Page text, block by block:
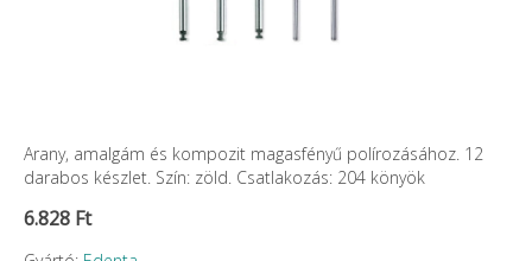
Arany, amalgám és kompozit magasfényű polírozásához. 12
darabos készlet. Szín: zöld. Csatlakozás: 204 könyök
6.828 Ft